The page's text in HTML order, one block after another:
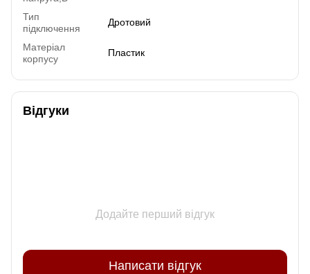
Тип
підключення
Дротовий
Матеріал
корпусу
Пластик
Відгуки
Додайте перший відгук
Написати відгук